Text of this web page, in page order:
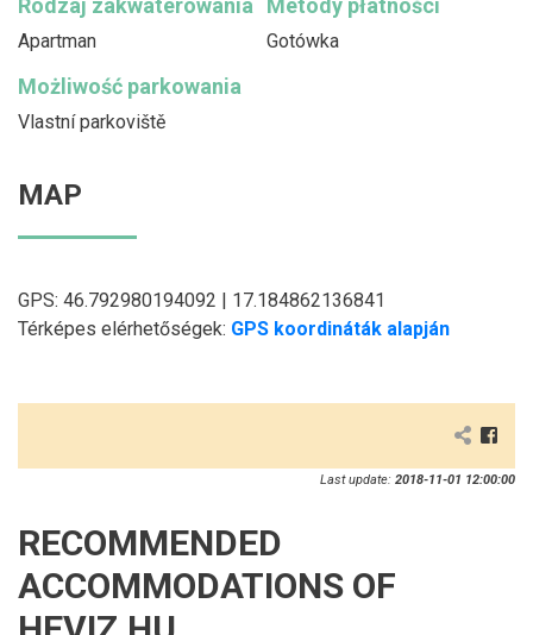
Rodzaj zakwaterowania
Apartman
Metody płatności
Gotówka
Możliwość parkowania
Vlastní parkoviště
MAP
GPS: 46.792980194092 | 17.184862136841
Térképes elérhetőségek: GPS koordináták alapján
Last update: 2018-11-01 12:00:00
RECOMMENDED
ACCOMMODATIONS OF